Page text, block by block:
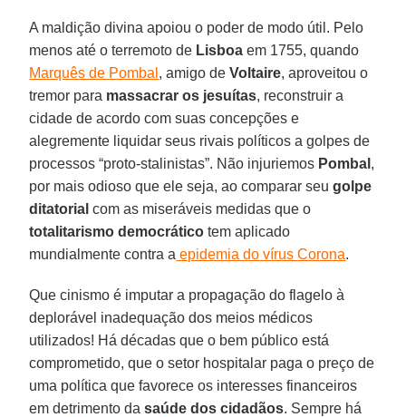
A maldição divina apoiou o poder de modo útil. Pelo
menos até o terremoto de Lisboa em 1755, quando
Marquês de Pombal , amigo deVoltaire, aproveitou o
tremor para massacrar os jesuítas, reconstruir a
cidade de acordo com suas concepções e
alegremente liquidar seus rivais políticos a golpes de
processos “proto-stalinistas”. Não injuriemos Pombal ,
por mais odioso que ele seja, ao comparar seugolpe
ditatorial com as miseráveis medidas que o
totalitarismo democráticotem aplicado
mundialmente contra a epidemia do vírus Corona.
Que cinismo é imputar a propagação do flagelo à
deplorável inadequação dos meios médicos
utilizados! Há décadas que o bem público está
comprometido, que o setor hospitalar paga o preço de
uma política que favorece os interesses financeiros
em detrimento dasaúde dos cidadãos. Sempre há